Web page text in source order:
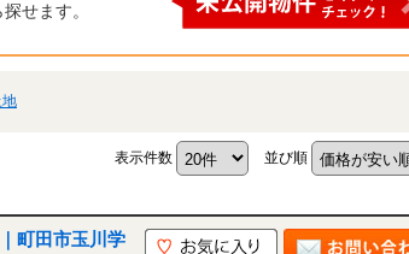
せます。
表示件数 並び順
町田市玉川学